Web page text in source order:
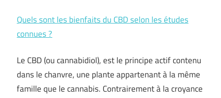
Quels sont les bienfaits du CBD selon les études
connues ?
Le CBD (ou cannabidiol), est le principe actif contenu
dans le chanvre, une plante appartenant à la même
famille que le cannabis. Contrairement à la croyance